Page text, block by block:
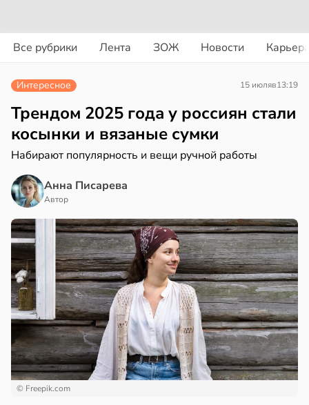
Все рубрики Лента ЗОЖ Новости
13:55
Интересное 15 июляв13:19
Трендом 2025 года у россиян стали
косынки и вязаные сумки
Набирают популярность и вещи ручной работы
Анна Писарева
Автор
© Freepik.com
в17:40